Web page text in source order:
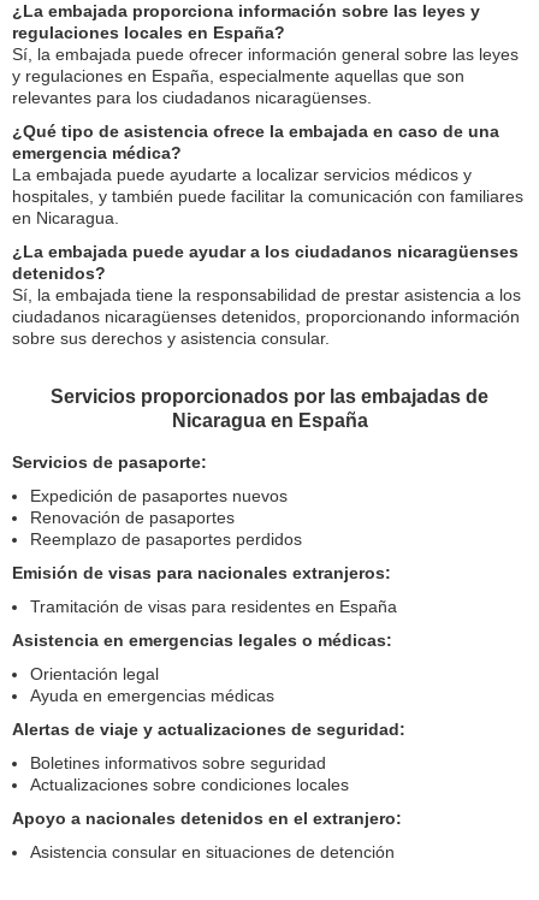
¿La embajada proporciona información sobre las leyes y
regulaciones locales en España?
Sí, la embajada puede ofrecer información general sobre las leyes
y regulaciones en España, especialmente aquellas que son
relevantes para los ciudadanos nicaragüenses.
¿Qué tipo de asistencia ofrece la embajada en caso de una
emergencia médica?
La embajada puede ayudarte a localizar servicios médicos y
hospitales, y también puede facilitar la comunicación con familiares
en Nicaragua.
¿La embajada puede ayudar a los ciudadanos nicaragüenses
detenidos?
Sí, la embajada tiene la responsabilidad de prestar asistencia a los
ciudadanos nicaragüenses detenidos, proporcionando información
sobre sus derechos y asistencia consular.
Servicios proporcionados por las embajadas de
Nicaragua en España
Servicios de pasaporte:
Expedición de pasaportes nuevos
Renovación de pasaportes
Reemplazo de pasaportes perdidos
Emisión de visas para nacionales extranjeros:
Tramitación de visas para residentes en España
Asistencia en emergencias legales o médicas:
Orientación legal
Ayuda en emergencias médicas
Alertas de viaje y actualizaciones de seguridad:
Boletines informativos sobre seguridad
Actualizaciones sobre condiciones locales
Apoyo a nacionales detenidos en el extranjero:
Asistencia consular en situaciones de detención